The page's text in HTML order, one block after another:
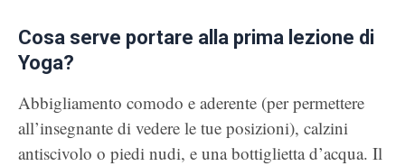
Cosa serve portare alla prima lezione di
Yoga?
Abbigliamento comodo e aderente (per permettere
all’insegnante di vedere le tue posizioni), calzini
antiscivolo o piedi nudi, e una bottiglietta d’acqua. Il